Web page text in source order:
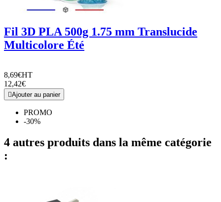
Fil 3D PLA 500g 1.75 mm Translucide
Multicolore Été
8,69€HT
12,42€
Ajouter au panier
PROMO
-30%
4 autres produits dans la même catégorie
: